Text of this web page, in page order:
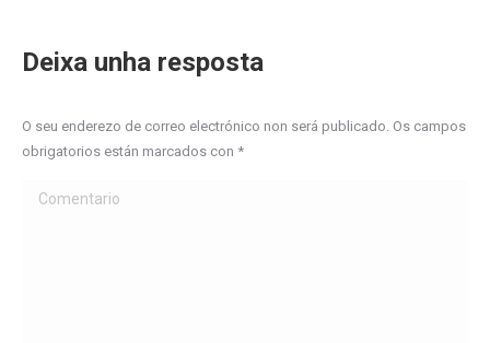
Deixa unha resposta
O seu enderezo de correo electrónico non será publicado. Os campos
obrigatorios están marcados con *
Comentario